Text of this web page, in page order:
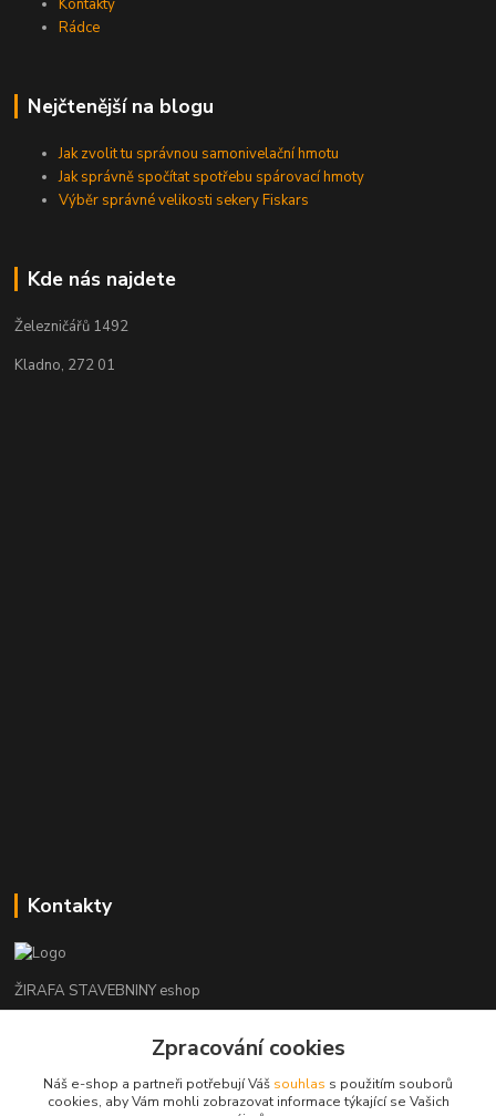
Kontakty
Rádce
Nejčtenější na blogu
Jak zvolit tu správnou samonivelační hmotu
Jak správně spočítat spotřebu spárovací hmoty
Výběr správné velikosti sekery Fiskars
Kde nás najdete
Železničářů 1492
Kladno, 272 01
Kontakty
ŽIRAFA STAVEBNINY eshop
+420 312 685 342
kladno@zirafa-stavebniny.cz
Zpracování cookies
Náš e-shop a partneři potřebují Váš souhlas s použitím souborů
cookies, aby Vám mohli zobrazovat informace týkající se Vašich